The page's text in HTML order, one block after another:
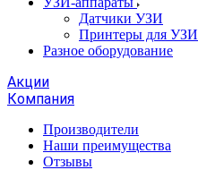
Датчики УЗИ
Принтеры для УЗИ
Разное оборудование
Акции
Компания
Производители
Наши преимущества
Отзывы